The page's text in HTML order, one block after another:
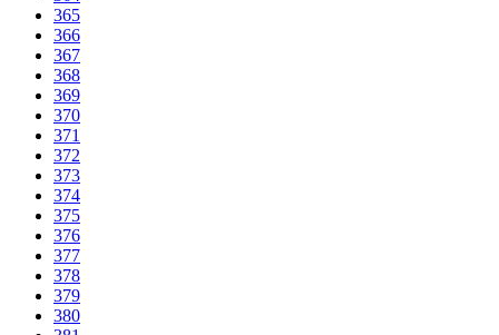
365
366
367
368
369
370
371
372
373
374
375
376
377
378
379
380